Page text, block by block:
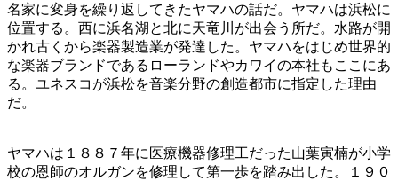
名家に変身を繰り返してきたヤマハの話だ。ヤマハは浜松に
位置する。西に浜名湖と北に天竜川が出会う所だ。水路が開
かれ古くから楽器製造業が発達した。ヤマハをはじめ世界的
な楽器ブランドであるローランドやカワイの本社もここにあ
る。ユネスコが浜松を音楽分野の創造都市に指定した理由
だ。
ヤマハは１８８７年に医療機器修理工だった山葉寅楠が小学
校の恩師のオルガンを修理して第一歩を踏み出した。１９０